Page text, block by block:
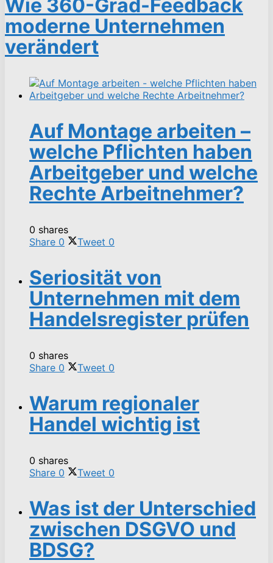
Wie 360-Grad-Feedback
moderne Unternehmen
verändert
Auf Montage arbeiten –
welche Pflichten haben
Arbeitgeber und welche
Rechte Arbeitnehmer?
0 shares
Share 0 Tweet 0
Seriosität von
Unternehmen mit dem
Handelsregister prüfen
0 shares
Share 0 Tweet 0
Warum regionaler
Handel wichtig ist
0 shares
Share 0 Tweet 0
Was ist der Unterschied
zwischen DSGVO und
BDSG?